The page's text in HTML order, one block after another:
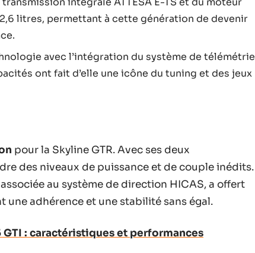
litres, permettant à cette génération de devenir
avec l’intégration du système de télémétrie
ont fait d’elle une icône du tuning et des jeux
pour la Skyline GTR. Avec ses deux
des niveaux de puissance et de couple inédits.
au système de direction HICAS, a offert
adhérence et une stabilité sans égal.
GTI : caractéristiques et performances